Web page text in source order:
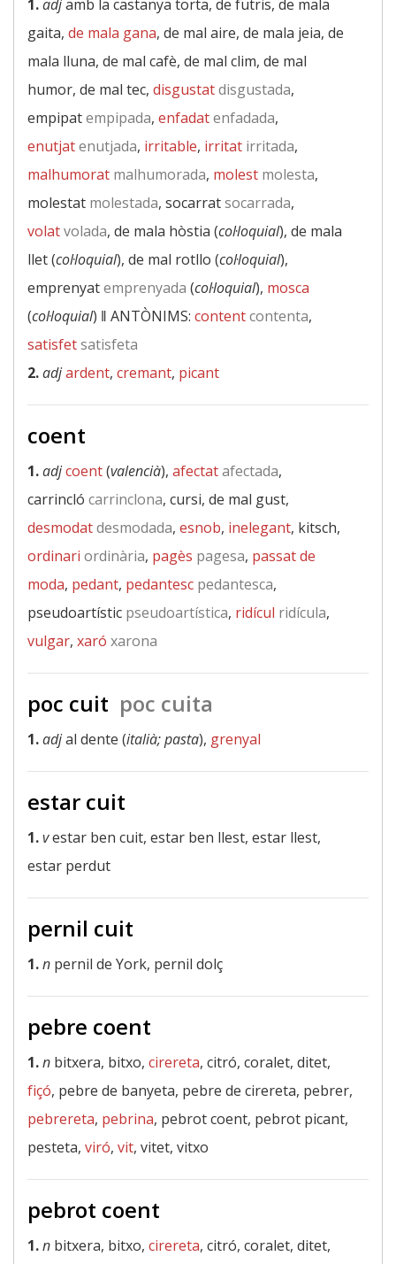
1.adjamb la castanya torta, de futris, de mala
gaita, de mala gana, de mal aire, de mala jeia, de
mala lluna, de mal cafè, de mal clim, de mal
humor, de mal tec, disgustatdisgustada,
empipatempipada, enfadatenfadada,
enutjatenutjada, irritable, irritat irritada,
malhumorat malhumorada, molest molesta,
molestat molestada, socarratsocarrada,
volatvolada, de mala hòstia (col·loquial), de mala
llet (col·loquial), de mal rotllo (col·loquial),
emprenyatemprenyada (col·loquial), mosca
(col·loquial) ‖ ANTÒNIMS: contentcontenta,
satisfetsatisfeta
2.adjardent, cremant, picant
coent
1.adjcoent(valencià), afectatafectada,
carrincló carrinclona, cursi, de mal gust,
desmodatdesmodada, esnob, inelegant, kitsch,
ordinari ordinària, pagès pagesa, passat de
moda, pedant, pedantesc pedantesca,
pseudoartístic pseudoartística, ridícul ridícula,
vulgar, xaró xarona
poc cuit poc cuita
1.adjal dente (italià; pasta), grenyal
estar cuit
1.vestar ben cuit, estar ben llest, estar llest,
estar perdut
pernil cuit
1.n pernil de York, pernil dolç
pebre coent
1.n bitxera, bitxo, cirereta, citró, coralet, ditet,
fiçó, pebre de banyeta, pebre de cirereta, pebrer,
pebrereta, pebrina, pebrot coent, pebrot picant,
pesteta, viró, vit, vitet, vitxo
pebrot coent
1.n bitxera, bitxo, cirereta, citró, coralet, ditet,